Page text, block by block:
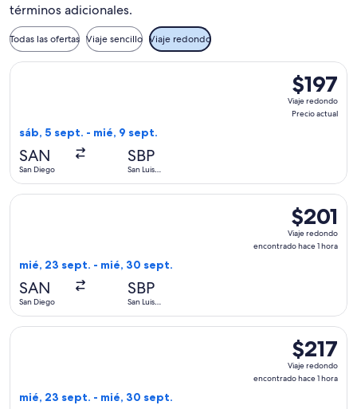
términos adicionales.
Todas las ofertas Viaje sencillo Viaje redondo
$197
Viaje
redondo,
$197
Viaje redondo
Precio actual
sáb, 5 sept. - mié, 9 sept.
SAN
San Diego
SBP
San Luis
Seleccionar vuelo de Alaska Airlines, con salida el sáb, 5
$201
Viaje
redondo,
$201
Viaje redondo
encontrado hace 1 hora
mié, 23 sept. - mié, 30 sept.
SAN
San Diego
SBP
San Luis
Seleccionar vuelo de Alaska Airlines, con salida el mié, 23
$217
Viaje
redondo,
$217
Viaje redondo
encontrado hace 1 hora
mié, 23 sept. - mié, 30 sept.
Seleccionar vuelo de United, con salida el mié, 23 sept.